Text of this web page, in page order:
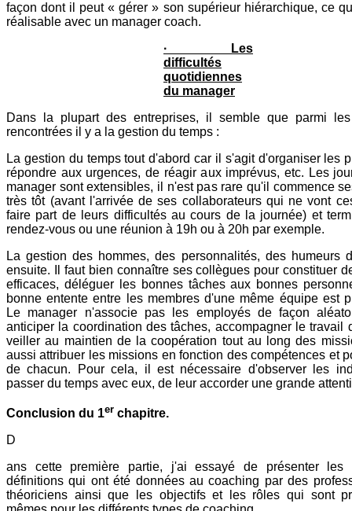
façon dont il peut « gérer » son supérieur hiérarchique, ce
réalisable avec un manager coach.
· Les
difficultés
quotidiennes
du manager
Dans la plupart des entreprises, il semble que parmi
rencontrées il y a la gestion du temps :
La gestion du temps tout d'abord car il s'agit d'organiser les
répondre aux urgences, de réagir aux imprévus, etc. Les
manager sont extensibles, il n'est pas rare qu'il commence
très tôt (avant l'arrivée de ses collaborateurs qui ne vont
faire part de leurs difficultés au cours de la journée) et
rendez-vous ou une réunion à 19h ou à 20h par exemple.
La gestion des hommes, des personnalités, des humeurs
ensuite. Il faut bien connaître ses collègues pour constituer
efficaces, déléguer les bonnes tâches aux bonnes
bonne entente entre les membres d'une même équipe est
Le manager n'associe pas les employés de façon
anticiper la coordination des tâches, accompagner le travail
veiller au maintien de la coopération tout au long des
aussi attribuer les missions en fonction des compétences et
de chacun. Pour cela, il est nécessaire d'observer les
passer du temps avec eux, de leur accorder une grande
Conclusion du 1er chapitre.
D
ans cette première partie, j'ai essayé de présenter les
définitions qui ont été données au coaching par des
théoriciens ainsi que les objectifs et les rôles qui sont